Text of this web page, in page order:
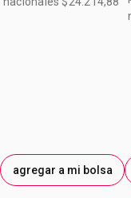
agregar a mi bolsa